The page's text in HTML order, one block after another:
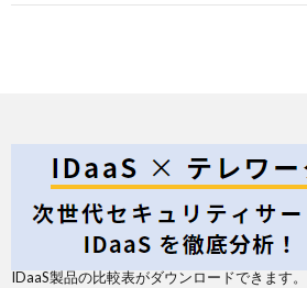
IDaaS製品の比較表がダウンロードできます。